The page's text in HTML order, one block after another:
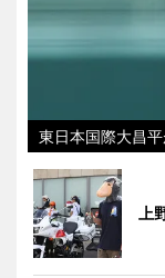
東日本国際大昌